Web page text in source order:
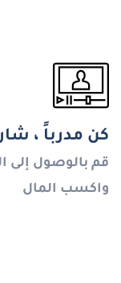
كن مدرباً ،
قم بالوصول إلى
واكسب المال